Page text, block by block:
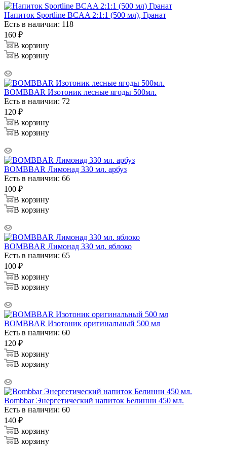
Напиток Sportline BCAA 2:1:1 (500 мл), Гранат
Есть в наличии: 118
160 ₽
В корзину
В корзину
BOMBBAR Изотоник лесные ягоды 500мл.
Есть в наличии: 72
120 ₽
В корзину
В корзину
BOMBBAR Лимонад 330 мл. арбуз
Есть в наличии: 66
100 ₽
В корзину
В корзину
BOMBBAR Лимонад 330 мл. яблоко
Есть в наличии: 65
100 ₽
В корзину
В корзину
BOMBBAR Изотоник оригинальный 500 мл
Есть в наличии: 60
120 ₽
В корзину
В корзину
Bombbar Энергетический напиток Белинни 450 мл.
Есть в наличии: 60
140 ₽
В корзину
В корзину